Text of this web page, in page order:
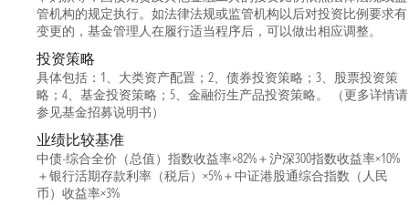
管机构的规定执行。如法律法规或监管机构以后对投资比例要求有
变更的，基金管理人在履行适当程序后，可以做出相应调整。
投资策略
具体包括：1、大类资产配置；2、债券投资策略；3、股票投资策
略；4、基金投资策略；5、金融衍生产品投资策略。 （更多详情请
参见基金招募说明书）
业绩比较基准
中债-综合全价（总值）指数收益率×82%＋沪深300指数收益率×10%
＋银行活期存款利率（税后）×5%＋中证港股通综合指数（人民
币）收益率×3%